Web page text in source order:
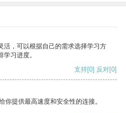
活，可以根据自己的需求选择学习方
习进度。
支持[0] 反对[0]
你提供最高速度和安全性的连接。